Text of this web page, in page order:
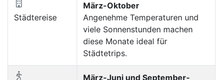
Städtereise
März-Oktober
Angenehme Temperaturen und
viele Sonnenstunden machen
diese Monate ideal für
Städtetrips.
März-Juni und September-